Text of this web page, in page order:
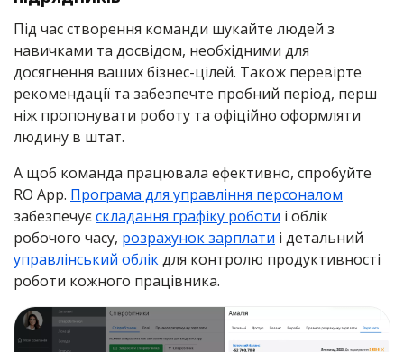
Під час створення команди шукайте людей з
навичками та досвідом, необхідними для
досягнення ваших бізнес-цілей. Також перевірте
рекомендації та забезпечте пробний період, перш
ніж пропонувати роботу та офіційно оформляти
людину в штат.
А щоб команда працювала ефективно, спробуйте
RO App. Програма для управління персоналом
забезпечуєскладання графіку роботи і облік
робочого часу, розрахунок зарплати і детальний
управлінський облікдля контролю продуктивності
роботи кожного працівника.